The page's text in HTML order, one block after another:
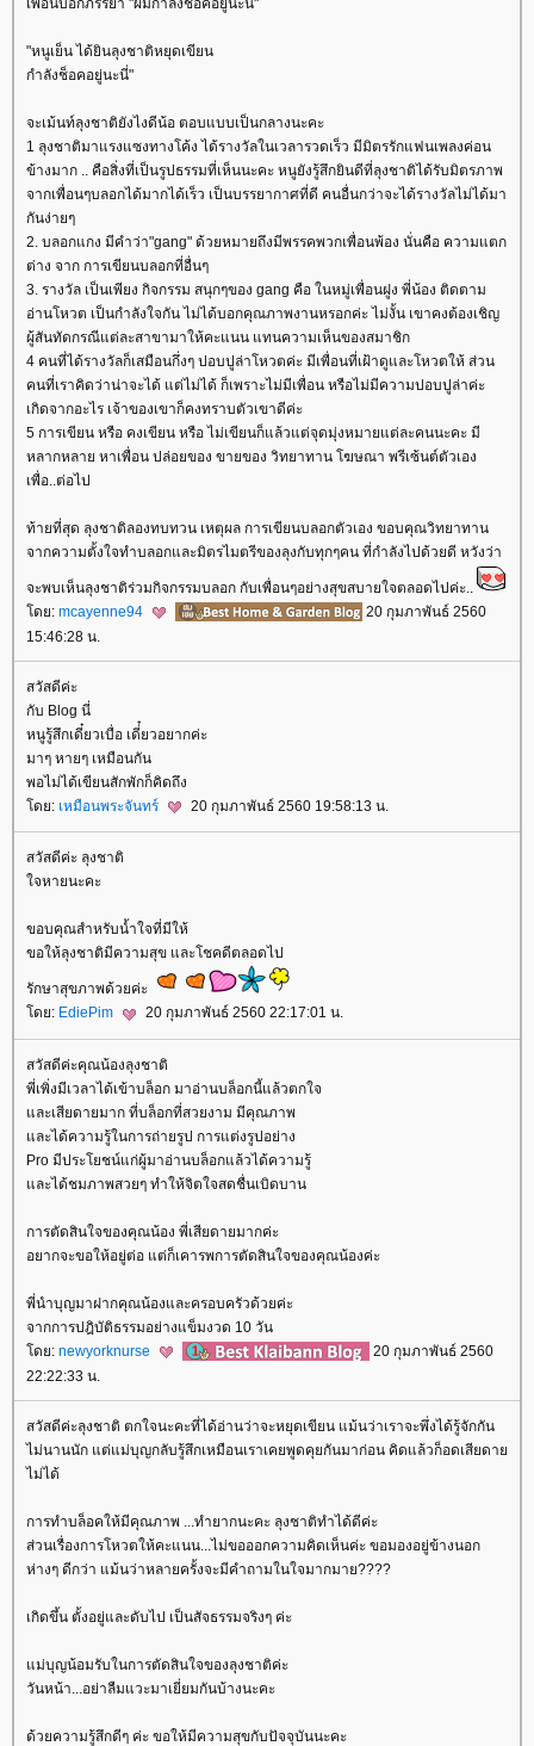
"หนูเย็น ได้ยินลุงชาติหยุดเขียน
กำลังช็อคอยู่นะนี่"
จะเม้นท์ลุงชาติยังไงดีน้อ ตอบแบบเป็นกลางนะคะ
1 ลุงชาติมาแรงแซงทางโค้ง ได้รางวัลในเวลารวดเร็ว มีมิตรรักแฟนเพลงค่อน
ข้างมาก .. คือสิ่งที่เป็นรูปธรรมที่เห็นนะคะ หนูยังรู้สึกยินดีที่ลุงชาติได้รับมิตรภาพ
จากเพื่อนๆบลอกได้มากได้เร็ว เป็นบรรยากาศที่ดี คนอื่นกว่าจะได้รางวัลไม่ได้มา
กันง่ายๆ
2. บลอกแกง มีคำว่า"gang" ด้วยหมายถึงมีพรรคพวกเพื่อนพ้อง นั่นคือ ความแตก
ต่าง จาก การเขียนบลอกที่อื่นๆ
3. รางวัล เป็นเพียง กิจกรรม สนุกๆของ gang คือ ในหมู่เพื่อนฝูง พี่น้อง ติดตาม
อ่านโหวต เป็นกำลังใจกัน ไม่ได้บอกคุณภาพงานหรอกค่ะ ไม่งั้น เขาคงต้องเชิญ
ผู้สันทัดกรณีแต่ละสาขามาให้คะแนน แทนความเห็นของสมาชิก
4 คนที่ได้รางวัลก็เสมือนกึ่งๆ ปอบปูล่าโหวตค่ะ มีเพื่อนที่เฝ้าดูและโหวตให้ ส่วน
คนที่เราคิดว่าน่าจะได้ แต่ไม่ได้ ก็เพราะไม่มีเพื่อน หรือไม่มีความปอบปูล่าค่ะ
เกิดจากอะไร เจ้าของเขาก็คงทราบตัวเขาดีค่ะ
5 การเขียน หรือ คงเขียน หรือ ไม่เขียนก็แล้วแต่จุดมุ่งหมายแต่ละคนนะคะ มี
หลากหลาย หาเพื่อน ปล่อยของ ขายของ วิทยาทาน โฆษณา พรีเซ้นต์ตัวเอง
เพื่อ..ต่อไป
ท้ายที่สุด ลุงชาติลองทบทวน เหตุผล การเขียนบลอกตัวเอง ขอบคุณวิทยาทาน
จากความตั้งใจทำบลอกและมิตรไมตรีของลุงกับทุกๆคน ที่กำลังไปด้วยดี หวังว่า
จะพบเห็นลุงชาติร่วมกิจกรรมบลอก กับเพื่อนๆอย่างสุขสบายใจตลอดไปค่ะ..
ดย: mcayenne94
20 กุมภาพันธ์ 2560
15:46:28 น.
สวัสดีค่ะ
กับ Blog นี่
หนูรู้สึกเดี๋ยวเบื่อ เดี่๋ยวอยากค่ะ
มาๆ หายๆ เหมือนกัน
พอไม่ได้เขียนสักพักก็คิดถึง
ดย: เหมือนพระจันทร์ 20 กุมภาพันธ์ 2560 19:58:13 น.
สวัสดีค่ะ ลุงชาติ
จหายนะคะ
ขอบคุณสำหรับน้ำใจที่มีให้
ขอให้ลุงชาติมีความสุข และโชคดีตลอดไป
รักษาสุขภาพด้วยค่ะ
ดย: EdiePim 20 กุมภาพันธ์ 2560 22:17:01 น.
สวัสดีค่ะคุณน้องลุงชาติ
พี่เพิ่งมีเวลาได้เข้าบล็อก มาอ่านบล็อกนี้แล้วตกใจ
ละเสียดายมาก ที่บล็อกที่สวยงาม มีคุณภาพ
ละได้ความรู้ในการถ่ายรูป การแต่งรูปอย่าง
Pro มีประโยชน์แก่ผู้มาอ่านบล็อกแล้วได้ความรู้
ละได้ชมภาพสวยๆ ทำให้จิตใจสดชื่นเบิดบาน
การตัดสินใจของคุณน้อง พี่เสียดายมากค่ะ
อยากจะขอให้อยู่ต่อ แต่ก็เคารพการตัดสินใจของคุณน้องค่ะ
พี่นำบุญมาฝากคุณน้องและครอบครัวด้วยค่ะ
จากการปฎิบัติธรรมอย่างแข็มงวด 10 วัน
ดย: newyorknurse
20 กุมภาพันธ์ 2560
22:22:33 น.
สวัสดีค่ะลุงชาติ ตกใจนะคะที่ได้อ่านว่าจะหยุดเขียน แม้นว่าเราจะพึ่งได้รู้จักกัน
ไม่นานนัก แต่แม่บุญกลับรู้สึกเหมือนเราเคยพูดคุยกันมาก่อน คิดแล้วก็อดเสียดา
ไม่ได้
การทำบล็อคให้มีคุณภาพ ...ทำยากนะคะ ลุงชาติทำได้ดีค่ะ
ส่วนเรื่องการโหวตให้คะแนน...ไม่ขอออกความคิดเห็นค่ะ ขอมองอยู่ข้างนอก
ห่างๆ ดีกว่า แม้นว่าหลายครั้งจะมีคำถามในใจมากมาย????
เกิดขึ้น ตั้งอยู่และดับไป เป็นสัจธรรมจริงๆ ค่ะ
ม่บุญน้อมรับในการตัดสินใจของลุงชาติค่ะ
วันหน้า...อย่าลืมแวะมาเยี่ยมกันบ้างนะคะ
ด้วยความรู้สึกดีๆ ค่ะ ขอให้มีความสุขกับปัจจุบันนะคะ